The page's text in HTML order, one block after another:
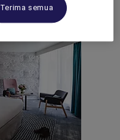
Terima semua